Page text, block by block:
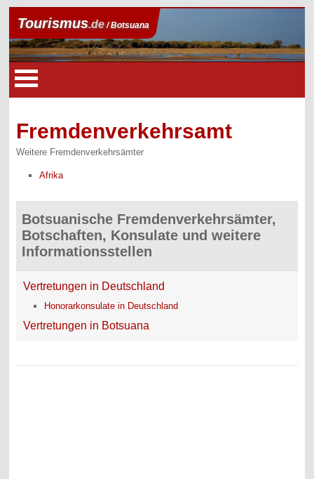
Tourismus.de/ Botsuana
Fremdenverkehrsamt
Weitere Fremdenverkehrsämter
Afrika
Botsuanische Fremdenverkehrsämter,
Botschaften, Konsulate und weitere
Informationsstellen
Vertretungen in Deutschland
Honorarkonsulate in Deutschland
Vertretungen in Botsuana